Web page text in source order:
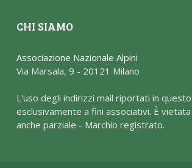
CHI SIAMO
Associazione Nazionale Alpini
Via Marsala, 9 - 20121 Milano
L'uso degli indirizzi mail riportati in
esclusivamente a fini associativi. È
anche parziale - Marchio registrato.